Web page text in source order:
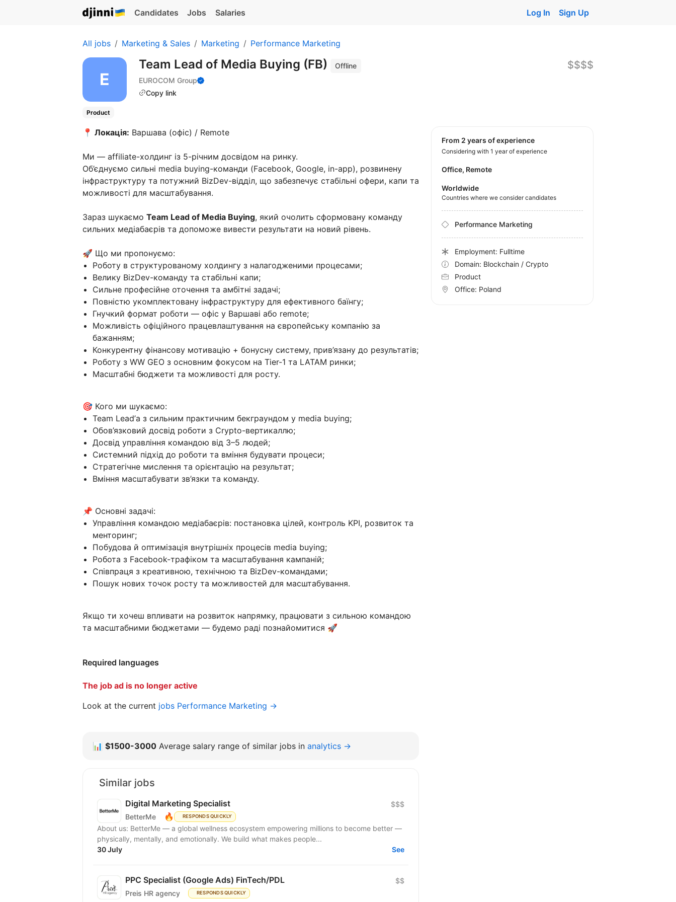
Candidates Jobs Salaries Log In Sign Up
All jobs Marketing & Sales Marketing Performance Marketing
Team Lead of Media Buying (FB)
Offline
EUROCOM Group
Copy link
$$$$
Product
📍 Локація: Варшава (офіс) / Remote
Ми — affiliate-холдинг із 5-річним досвідом на ринку.
Об’єднуємо сильні media buying-команди (Facebook, Google, in-app), розвинену
інфраструктуру та потужний BizDev-відділ, що забезпечує стабільні офери, капи та
можливості для масштабування.
Зараз шукаємо Team Lead of Media Buying, який очолить сформовану команду
сильних медіабаєрів та допоможе вивести результати на новий рівень.
🚀 Що ми пропонуємо:
Роботу в структурованому холдингу з налагодженими процесами;
Велику BizDev-команду та стабільні капи;
Сильне професійне оточення та амбітні задачі;
Повністю укомплектовану інфраструктуру для ефективного баїнгу;
Гнучкий формат роботи — офіс у Варшаві або remote;
Можливість офіційного працевлаштування на європейську компанію за
бажанням;
Конкурентну фінансову мотивацію + бонусну систему, прив’язану до результатів;
Роботу з WW GEO з основним фокусом на Tier-1 та LATAM ринки;
Масштабні бюджети та можливості для росту.
🎯 Кого ми шукаємо:
Team Lead’а з сильним практичним бекграундом у media buying;
Обов’язковий досвід роботи з Crypto-вертикаллю;
Досвід управління командою від 3–5 людей;
Системний підхід до роботи та вміння будувати процеси;
Стратегічне мислення та орієнтацію на результат;
Вміння масштабувати зв’язки та команду.
📌 Основні задачі:
Управління командою медіабаєрів: постановка цілей, контроль KPI, розвиток та
менторинг;
Побудова й оптимізація внутрішніх процесів media buying;
Робота з Facebook-трафіком та масштабування кампаній;
Співпраця з креативною, технічною та BizDev-командами;
Пошук нових точок росту та можливостей для масштабування.
Якщо ти хочеш впливати на розвиток напрямку, працювати з сильною командою
та масштабними бюджетами — будемо раді познайомитися 🚀
Required languages
The job ad is no longer active
Look at the current jobs Performance Marketing →
from 2 years of experience
Considering with 1 year of experience
Office, Remote
Worldwide
Countries where we consider candidates
Performance Marketing
Employment: Fulltime
Domain: Blockchain / Crypto
Product
Office: Poland
📊 $1500-3000 Average salary range of similar jobs in analytics →
Similar jobs
Digital Marketing Specialist
BetterMe 🔥 RESPONDS QUICKLY
$$$
About us: BetterMe — a global wellness ecosystem empowering millions to become better —
physically, mentally, and emotionally. We build what makes people...
30 July
See
PPC Specialist (Google Ads) FinTech/PDL
Preis HR agency RESPONDS QUICKLY
$$